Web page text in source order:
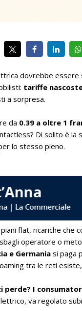
dovrebbe
tariffe
a sorpresa.
da 0.39 a oltre 1
Di solito è la
lo stesso pieno.
flat, ricariche che
operatore o
e Germania si paga
tra le reti
perde? I
va regolato